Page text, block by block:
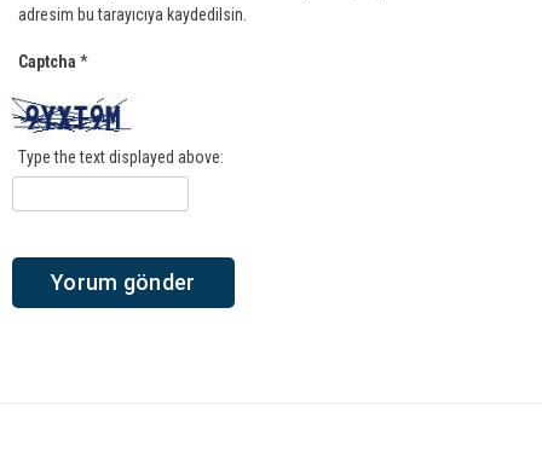
adresim bu tarayıcıya kaydedilsin.
Captcha *
Type the text displayed above: